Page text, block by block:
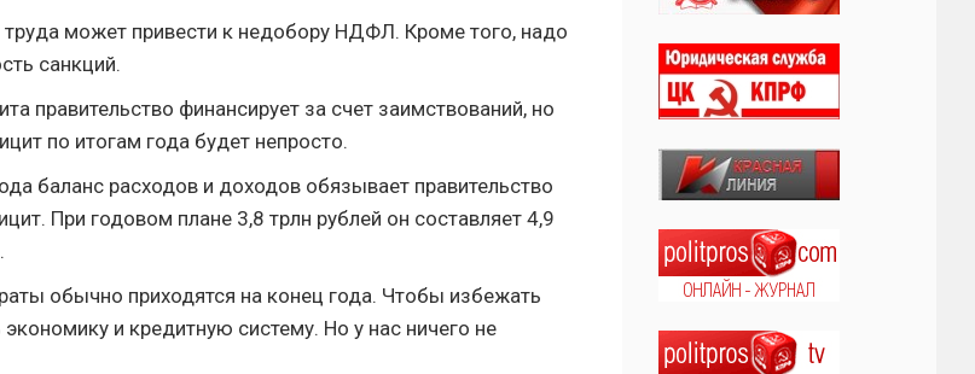
может привести к недобору НДФЛ. Кроме того, надо
санкций.
правительство финансирует за счет заимствований, но
по итогам года будет непросто.
баланс расходов и доходов обязывает правительство
При годовом плане 3,8 трлн рублей он составляет 4,9
обычно приходятся на конец года. Чтобы избежать
и кредитную систему. Но у нас ничего не